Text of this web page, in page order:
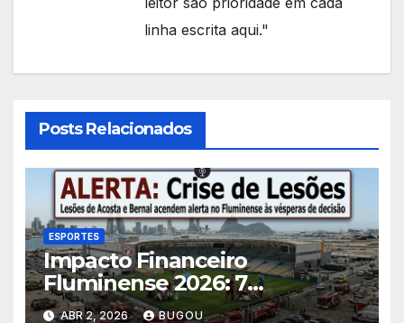
linha escrita aqui."
Posts Relacionados
ESPORTES
Impacto Financeiro
Fluminense 2026: 7
Consequências das Lesões
ABR 2, 2026 BUGOU